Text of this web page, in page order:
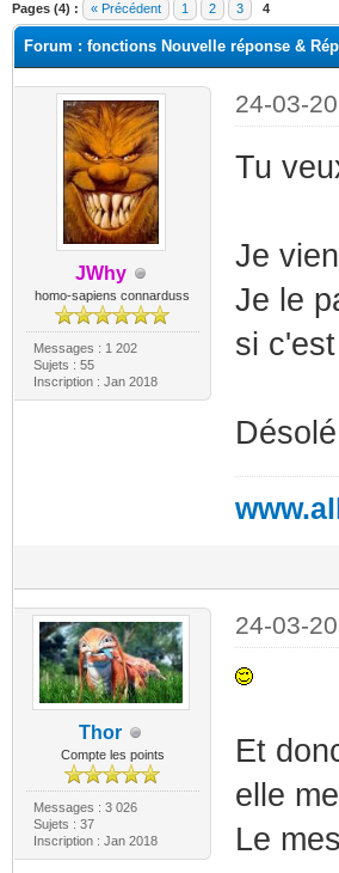
Pages (4) : « Précédent 1 2 3 4
Forum : fonctions Nouvelle réponse &
JWhy
homo-sapiens connarduss
Messages : 1 202
Sujets : 55
Inscription : Jan 2018
24-03-
Tu
Je
Je le
si
Thor
Compte les points
Messages : 3 026
Sujets : 37
Inscription : Jan 2018
24-03-
Et
elle
Le